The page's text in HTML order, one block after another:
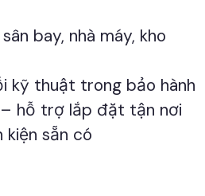
bay, nhà máy, kho
kỹ thuật trong bảo hành
hỗ trợ lắp đặt tận nơi
kiện sẵn có